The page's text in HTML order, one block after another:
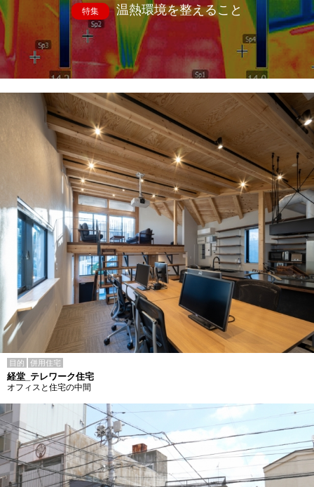
特集 温熱環境を整えること
目的 併用住宅
経堂_テレワーク住宅
オフィスと住宅の中間